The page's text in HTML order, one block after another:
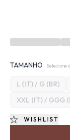
TAMANHO Selecione
L (IT) / G (BR)
XXL (IT) / GGG
WISHLIST